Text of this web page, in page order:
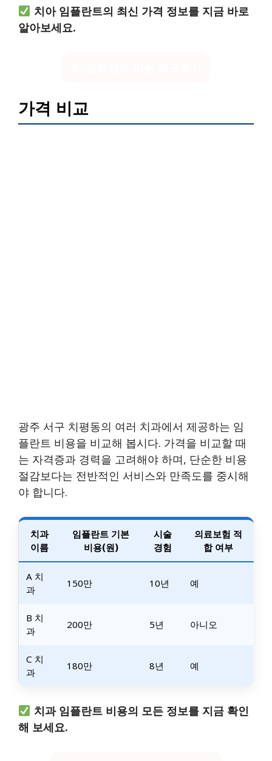
치아 임플란트의 최신 가격 정보를 지금 바로
알아보세요.
가격 비교
광주 서구 치평동의 여러 치과에서 제공하는 임
플란트 비용을 비교해 봅시다. 가격을 비교할 때
는 자격증과 경력을 고려해야 하며, 단순한 비용
절감보다는 전반적인 서비스와 만족도를 중시해
야 합니다.
치과
이름
임플란트 기본
비용(원)
시술
경험
의료보험 적
합 여부
A 치
과
150만 10년 예
B 치
과
200만 5년 아니오
C 치
과
180만 8년 예
치과 임플란트 비용의 모든 정보를 지금 확인
해 보세요.